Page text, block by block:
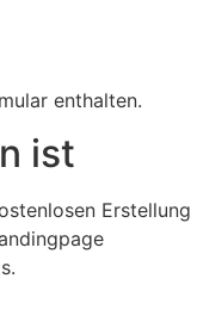
enthalten.
ist
Erstellung